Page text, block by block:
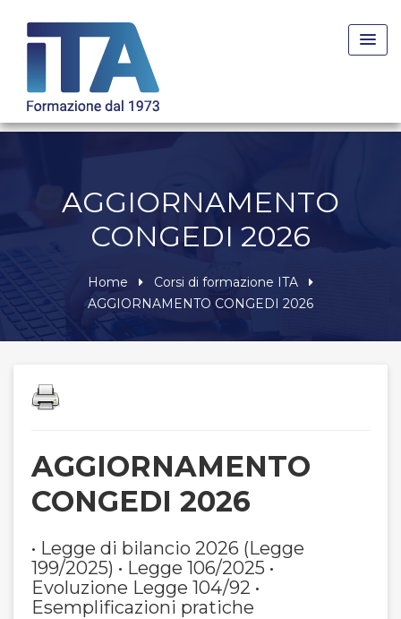
AGGIORNAMENTO
CONGEDI 2026
Home
Corsi di formazione ITA
AGGIORNAMENTO CONGEDI 2026
AGGIORNAMENTO
CONGEDI 2026
• Legge di bilancio 2026 (Legge
199/2025) • Legge 106/2025 •
Evoluzione Legge 104/92 •
Esemplificazioni pratiche